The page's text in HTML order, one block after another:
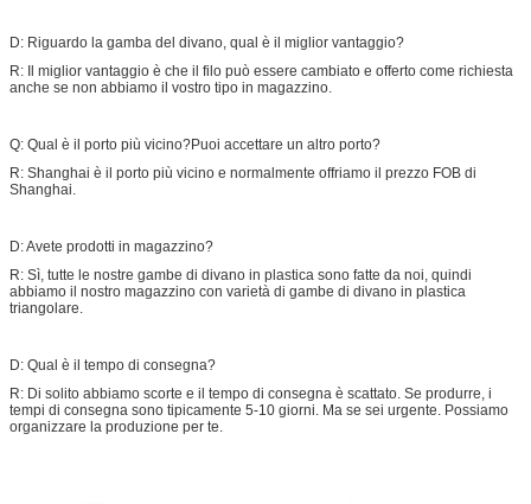
D: Riguardo la gamba del divano, qual è il miglior vantaggio?
R: Il miglior vantaggio è che il filo può essere cambiato e offerto come richiesta
anche se non abbiamo il vostro tipo in magazzino.
Q: Qual è il porto più vicino?Puoi accettare un altro porto?
R: Shanghai è il porto più vicino e normalmente offriamo il prezzo FOB di
Shanghai.
D: Avete prodotti in magazzino?
R: Sì, tutte le nostre gambe di divano in plastica sono fatte da noi, quindi
abbiamo il nostro magazzino con varietà di gambe di divano in plastica
triangolare.
D: Qual è il tempo di consegna?
R: Di solito abbiamo scorte e il tempo di consegna è scattato. Se produrre, i
tempi di consegna sono tipicamente 5-10 giorni. Ma se sei urgente. Possiamo
organizzare la produzione per te.